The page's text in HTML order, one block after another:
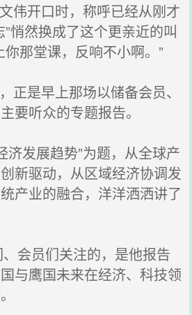
伟开口时，称呼已经从刚才
悄然换成了这个更亲近的叫
那堂课，反响不小啊。”
正是早上那场以储备会员、
要听众的专题报告。
发展趋势”为题，从全球产
新驱动，从区域经济协调发
产业的融合，洋洋洒洒讲了
会员们关注的，是他报告
与鹰国未来在经济、科技领